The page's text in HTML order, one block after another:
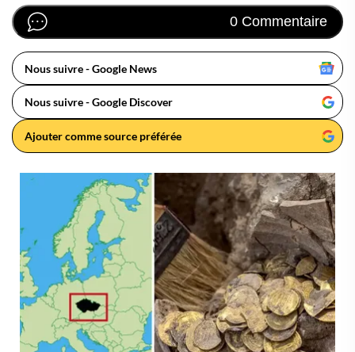
0 Commentaire
Nous suivre - Google News
Nous suivre - Google Discover
Ajouter comme source préférée